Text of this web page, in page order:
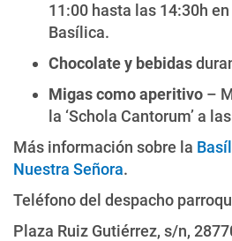
11:00 hasta las 14:30h
Basílica.
Chocolate y bebidas
Migas como aperitivo –
la ‘Schola Cantorum’ a
Más información sobre la
Nuestra Señora.
Teléfono del despacho
Plaza Ruiz Gutiérrez, s/n,